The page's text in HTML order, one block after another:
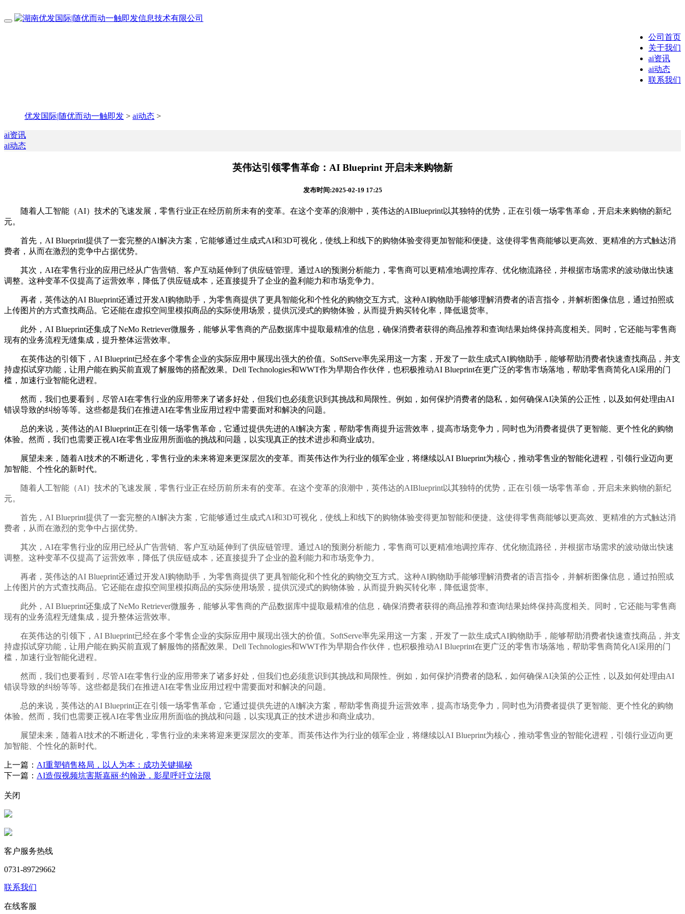
公司首页
关于我们
ai资讯
ai动态
联系我们
优发国际|随优而动一触即发 > ai动态 >
ai资讯
ai动态
英伟达引领零售革命：AI Blueprint 开启未来购物新
发布时间:2025-02-19 17:25
随着人工智能（AI）技术的飞速发展，零售行业正在经历前所未有的变革。在这个变革的浪潮中，英伟达的AIBlueprint以其独特的优势，正在引领一场零售革命，开启未来购物的新纪
元。
首先，AI Blueprint提供了一套完整的AI解决方案，它能够通过生成式AI和3D可视化，使线上和线下的购物体验变得更加智能和便捷。这使得零售商能够以更高效、更精准的方式触达消
费者，从而在激烈的竞争中占据优势。
其次，AI在零售行业的应用已经从广告营销、客户互动延伸到了供应链管理。通过AI的预测分析能力，零售商可以更精准地调控库存、优化物流路径，并根据市场需求的波动做出快速
调整。这种变革不仅提高了运营效率，降低了供应链成本，还直接提升了企业的盈利能力和市场竞争力。
再者，英伟达的AI Blueprint还通过开发AI购物助手，为零售商提供了更具智能化和个性化的购物交互方式。这种AI购物助手能够理解消费者的语言指令，并解析图像信息，通过拍照或
上传图片的方式查找商品。它还能在虚拟空间里模拟商品的实际使用场景，提供沉浸式的购物体验，从而提升购买转化率，降低退货率。
此外，AI Blueprint还集成了NeMo Retriever微服务，能够从零售商的产品数据库中提取最精准的信息，确保消费者获得的商品推荐和查询结果始终保持高度相关。同时，它还能与零售商
现有的业务流程无缝集成，提升整体运营效率。
在英伟达的引领下，AI Blueprint已经在多个零售企业的实际应用中展现出强大的价值。SoftServe率先采用这一方案，开发了一款生成式AI购物助手，能够帮助消费者快速查找商品，并支
持虚拟试穿功能，让用户能在购买前直观了解服饰的搭配效果。Dell Technologies和WWT作为早期合作伙伴，也积极推动AI Blueprint在更广泛的零售市场落地，帮助零售商简化AI采用的门
槛，加速行业智能化进程。
然而，我们也要看到，尽管AI在零售行业的应用带来了诸多好处，但我们也必须意识到其挑战和局限性。例如，如何保护消费者的隐私，如何确保AI决策的公正性，以及如何处理由AI
错误导致的纠纷等等。这些都是我们在推进AI在零售业应用过程中需要面对和解决的问题。
总的来说，英伟达的AI Blueprint正在引领一场零售革命，它通过提供先进的AI解决方案，帮助零售商提升运营效率，提高市场竞争力，同时也为消费者提供了更智能、更个性化的购物
体验。然而，我们也需要正视AI在零售业应用所面临的挑战和问题，以实现真正的技术进步和商业成功。
展望未来，随着AI技术的不断进化，零售行业的未来将迎来更深层次的变革。而英伟达作为行业的领军企业，将继续以AI Blueprint为核心，推动零售业的智能化进程，引领行业迈向更
加智能、个性化的新时代。
随着人工智能（AI）技术的飞速发展，零售行业正在经历前所未有的变革。在这个变革的浪潮中，英伟达的AIBlueprint以其独特的优势，正在引领一场零售革命，开启未来购物的新纪
元。
首先，AI Blueprint提供了一套完整的AI解决方案，它能够通过生成式AI和3D可视化，使线上和线下的购物体验变得更加智能和便捷。这使得零售商能够以更高效、更精准的方式触达消
费者，从而在激烈的竞争中占据优势。
其次，AI在零售行业的应用已经从广告营销、客户互动延伸到了供应链管理。通过AI的预测分析能力，零售商可以更精准地调控库存、优化物流路径，并根据市场需求的波动做出快速
调整。这种变革不仅提高了运营效率，降低了供应链成本，还直接提升了企业的盈利能力和市场竞争力。
再者，英伟达的AI Blueprint还通过开发AI购物助手，为零售商提供了更具智能化和个性化的购物交互方式。这种AI购物助手能够理解消费者的语言指令，并解析图像信息，通过拍照或
上传图片的方式查找商品。它还能在虚拟空间里模拟商品的实际使用场景，提供沉浸式的购物体验，从而提升购买转化率，降低退货率。
此外，AI Blueprint还集成了NeMo Retriever微服务，能够从零售商的产品数据库中提取最精准的信息，确保消费者获得的商品推荐和查询结果始终保持高度相关。同时，它还能与零售商
现有的业务流程无缝集成，提升整体运营效率。
在英伟达的引领下，AI Blueprint已经在多个零售企业的实际应用中展现出强大的价值。SoftServe率先采用这一方案，开发了一款生成式AI购物助手，能够帮助消费者快速查找商品，并支
持虚拟试穿功能，让用户能在购买前直观了解服饰的搭配效果。Dell Technologies和WWT作为早期合作伙伴，也积极推动AI Blueprint在更广泛的零售市场落地，帮助零售商简化AI采用的门
槛，加速行业智能化进程。
然而，我们也要看到，尽管AI在零售行业的应用带来了诸多好处，但我们也必须意识到其挑战和局限性。例如，如何保护消费者的隐私，如何确保AI决策的公正性，以及如何处理由AI
错误导致的纠纷等等。这些都是我们在推进AI在零售业应用过程中需要面对和解决的问题。
总的来说，英伟达的AI Blueprint正在引领一场零售革命，它通过提供先进的AI解决方案，帮助零售商提升运营效率，提高市场竞争力，同时也为消费者提供了更智能、更个性化的购物
体验。然而，我们也需要正视AI在零售业应用所面临的挑战和问题，以实现真正的技术进步和商业成功。
展望未来，随着AI技术的不断进化，零售行业的未来将迎来更深层次的变革。而英伟达作为行业的领军企业，将继续以AI Blueprint为核心，推动零售业的智能化进程，引领行业迈向更
加智能、个性化的新时代。
上一篇： AI重塑销售格局，以人为本：成功关键揭秘
下一篇： AI造假视频坑害斯嘉丽·约翰逊，影星呼吁立法限
关闭
客户服务热线
0731-89729662
联系我们
在线客服